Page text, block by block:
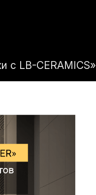
с LB-CERAMICS»